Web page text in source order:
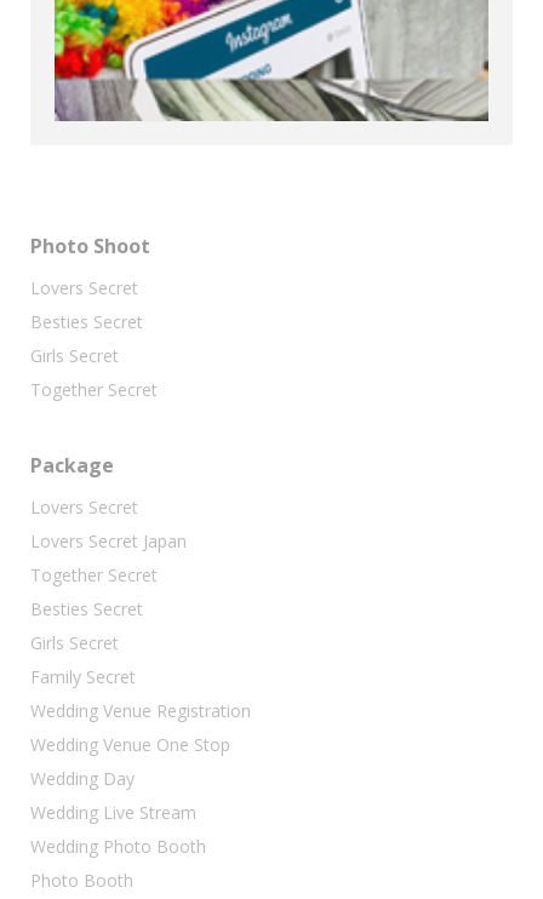
Photo Shoot
Lovers Secret
Besties Secret
Girls Secret
Together Secret
Package
Lovers Secret
Lovers Secret Japan
Together Secret
Besties Secret
Girls Secret
Family Secret
Wedding Venue Registration
Wedding Venue One Stop
Wedding Day
Wedding Live Stream
Wedding Photo Booth
Photo Booth